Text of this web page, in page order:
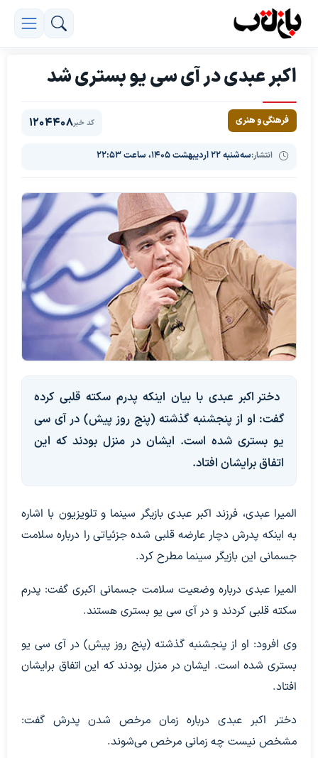
اکبر عبدی در آی سی یو بستری شد
فرهنگی و هنری
انتشار:سه‌شنبه ۲۲ اردیبهشت ۱۴۰۵، ساعت ۲۲:۵۳
کد خبر1204408
دختر اکبر عبدی با بیان اینکه پدرم سکته قلبی کرده
گفت: او از پنجشنبه گذشته (پنج روز پیش) در آی سی
یو بستری شده است. ایشان در منزل بودند که این
اتفاق برایشان افتاد.
المیرا عبدی، فرزند اکبر عبدی بازیگر سینما و تلویزیون با اشاره
به اینکه پدرش دچار عارضه قلبی شده جزئیاتی را درباره سلامت
جسمانی این بازیگر سینما مطرح کرد.
المیرا عبدی درباره وضعیت سلامت جسمانی اکبری گفت: پدرم
سکته قلبی کردند و در آی سی یو بستری هستند.
وی افرود: او از پنجشنبه گذشته (پنج روز پیش) در آی سی یو
بستری شده است. ایشان در منزل بودند که این اتفاق برایشان
افتاد.
دختر اکبر عبدی درباره زمان مرخص شدن پدرش گفت:
مشخص نیست چه زمانی مرخص می‌شوند.